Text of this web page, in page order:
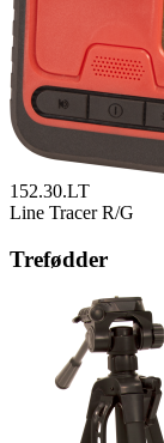
152.30.LT
Line Tracer R/G
Trefødder